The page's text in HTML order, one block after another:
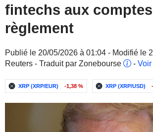
fintechs aux
règlement
Publié le 20/05/2026 à 01:04 - Modifié le
Reuters - Traduit par Zonebourse
- Voir
XRP (XRP/EUR) -1,38 % XRP (XRP/USD)